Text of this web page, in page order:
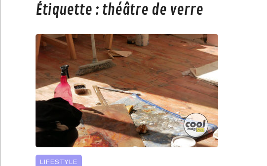
Étiquette : théâtre de verre
LIFESTYLE